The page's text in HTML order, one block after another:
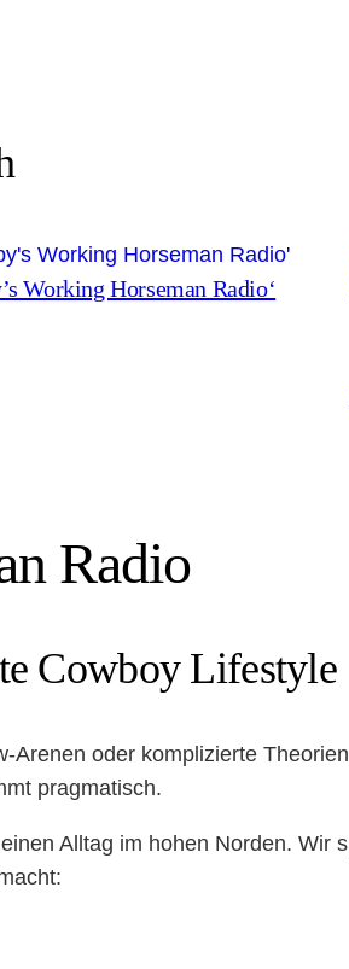
Working Horseman Radio‘
Radio
Cowboy Lifestyle
Arenen oder komplizierte
pragmatisch.
Alltag im hohen Norden. Wir